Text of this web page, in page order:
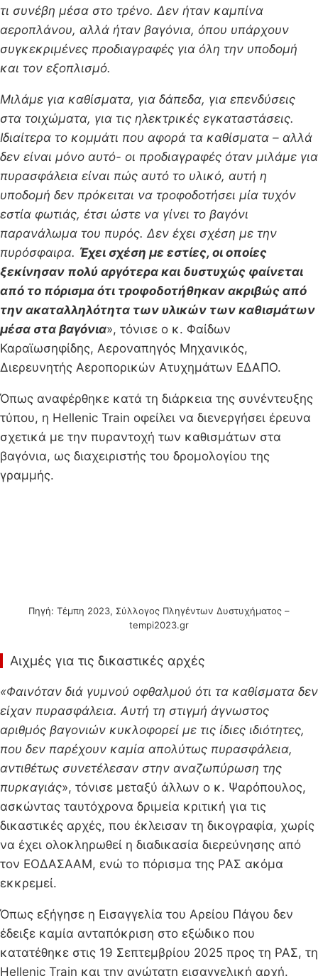
τι συνέβη μέσα στο τρένο. Δεν ήταν καμπίνα
αεροπλάνου, αλλά ήταν βαγόνια, όπου υπάρχουν
συγκεκριμένες προδιαγραφές για όλη την υποδομή
και τον εξοπλισμό.
Μιλάμε για καθίσματα, για δάπεδα, για επενδύσεις
στα τοιχώματα, για τις ηλεκτρικές εγκαταστάσεις.
Ιδιαίτερα το κομμάτι που αφορά τα καθίσματα – αλλά
δεν είναι μόνο αυτό- οι προδιαγραφές όταν μιλάμε για
πυρασφάλεια είναι πώς αυτό το υλικό, αυτή η
υποδομή δεν πρόκειται να τροφοδοτήσει μία τυχόν
εστία φωτιάς, έτσι ώστε να γίνει το βαγόνι
παρανάλωμα του πυρός. Δεν έχει σχέση με την
πυρόσφαιρα. Έχει σχέση με εστίες, οι οποίες
ξεκίνησαν πολύ αργότερα και δυστυχώς φαίνεται
από το πόρισμα ότι τροφοδοτήθηκαν ακριβώς από
την ακαταλληλότητα των υλικών των καθισμάτων
μέσα στα βαγόνια», τόνισε ο κ. Φαίδων
Καραϊωσηφίδης, Αεροναπηγός Μηχανικός,
Διερευνητής Αεροπορικών Ατυχημάτων ΕΔΑΠΟ.
Όπως αναφέρθηκε κατά τη διάρκεια της συνέντευξης
τύπου, η Hellenic Train οφείλει να διενεργήσει έρευνα
σχετικά με την πυραντοχή των καθισμάτων στα
βαγόνια, ως διαχειριστής του δρομολογίου της
γραμμής.
Πηγή: Τέμπη 2023, Σύλλογος Πληγέντων Δυστυχήματος –
tempi2023.gr
Αιχμές για τις δικαστικές αρχές
«Φαινόταν διά γυμνού οφθαλμού ότι τα καθίσματα δεν
είχαν πυρασφάλεια. Αυτή τη στιγμή άγνωστος
αριθμός βαγονιών κυκλοφορεί με τις ίδιες ιδιότητες,
που δεν παρέχουν καμία απολύτως πυρασφάλεια,
αντιθέτως συνετέλεσαν στην αναζωπύρωση της
πυρκαγιάς», τόνισε μεταξύ άλλων ο κ. Ψαρόπουλος,
ασκώντας ταυτόχρονα δριμεία κριτική για τις
δικαστικές αρχές, που έκλεισαν τη δικογραφία, χωρίς
να έχει ολοκληρωθεί η διαδικασία διερεύνησης από
τον ΕΟΔΑΣΑΑΜ, ενώ το πόρισμα της ΡΑΣ ακόμα
εκκρεμεί.
Όπως εξήγησε η Εισαγγελία του Αρείου Πάγου δεν
έδειξε καμία ανταπόκριση στο εξώδικο που
κατατέθηκε στις 19 Σεπτεμβρίου 2025 προς τη ΡΑΣ, τη
Hellenic Train και την ανώτατη εισαγγελική αρχή.